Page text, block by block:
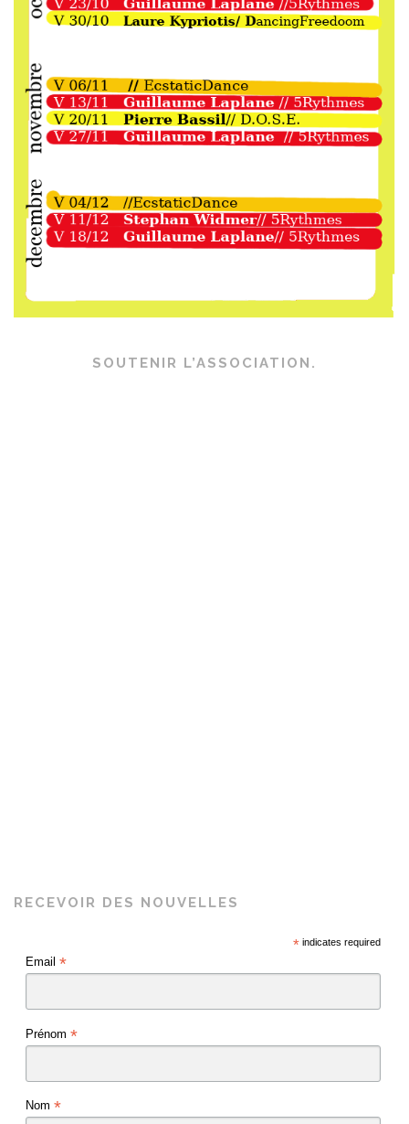
SOUTENIR L’ASSOCIATION.
RECEVOIR DES NOUVELLES
*indicates required
Email *
Prénom *
Nom *